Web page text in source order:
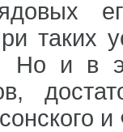
Но и в